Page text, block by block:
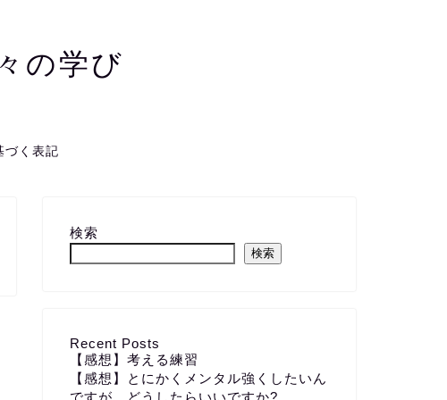
の学び
づく表記
検索
検索
Recent Posts
【感想】考える練習
【感想】とにかくメンタル強くしたいん
ですが、どうしたらいいですか?